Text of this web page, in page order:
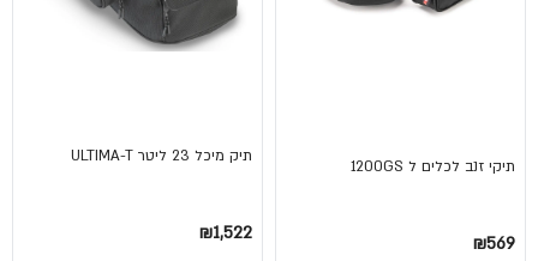
תיקי זנב לכלים ל 1200GS
₪569
תיק מיכל 23 ליטר ULTIMA-T
₪1,522